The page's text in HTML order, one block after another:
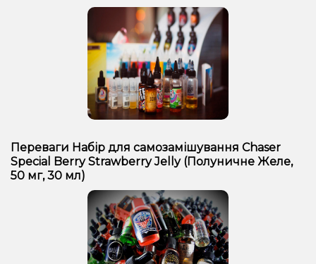
Переваги Набір для самозамішування Chaser
Special Berry Strawberry Jelly (Полуничне Желе,
50 мг, 30 мл)